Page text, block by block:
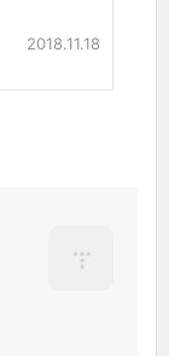
2018.11.18